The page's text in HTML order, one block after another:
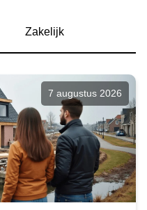
Zakelijk
7 augustus 2026